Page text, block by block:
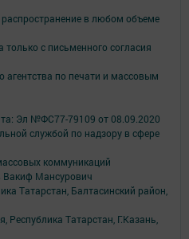
распространение в любом объеме
с письменного согласия
агентства по печати и массовым
Эл №ФС77-79109 от 08.09.2020
службой по надзору в сфере
коммуникаций
Вакиф Мансурович
Татарстан, Балтасинский район,
Республика Татарстан, Г.Казань,